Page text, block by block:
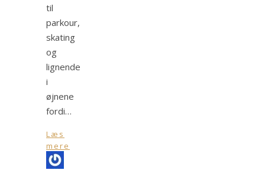
til
parkour,
skating
og
lignende
i
øjnene
fordi…
Læs
mere